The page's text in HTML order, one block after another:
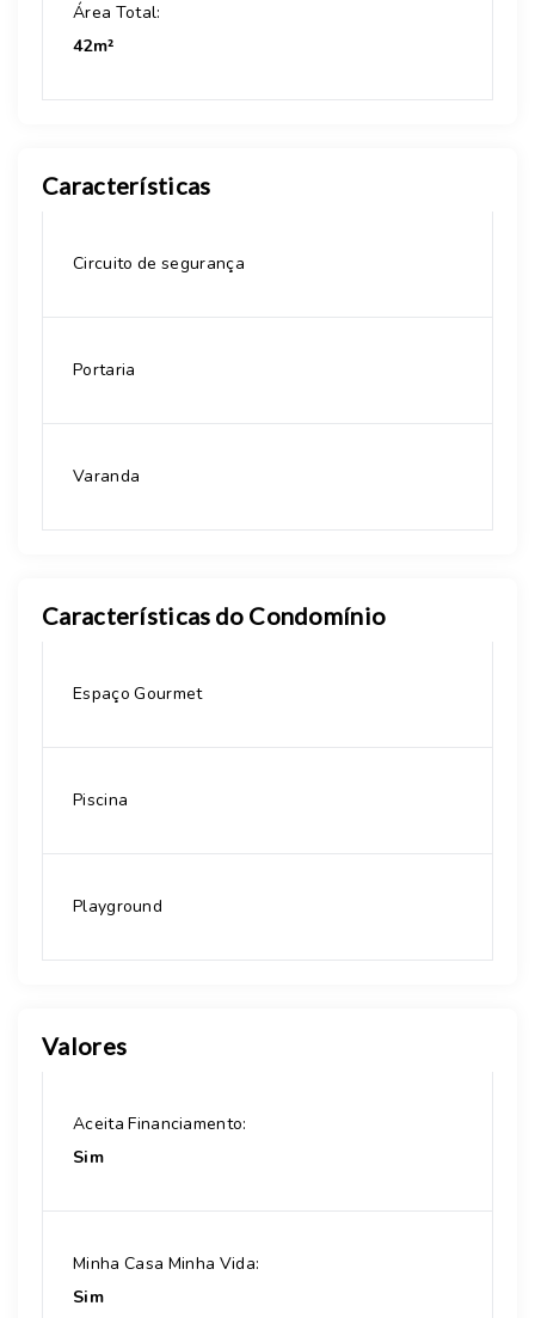
Área Total:
42m²
Características
Circuito de segurança
Portaria
Varanda
Características do Condomínio
Espaço Gourmet
Piscina
Playground
Valores
Aceita Financiamento:
Sim
Minha Casa Minha Vida:
Sim